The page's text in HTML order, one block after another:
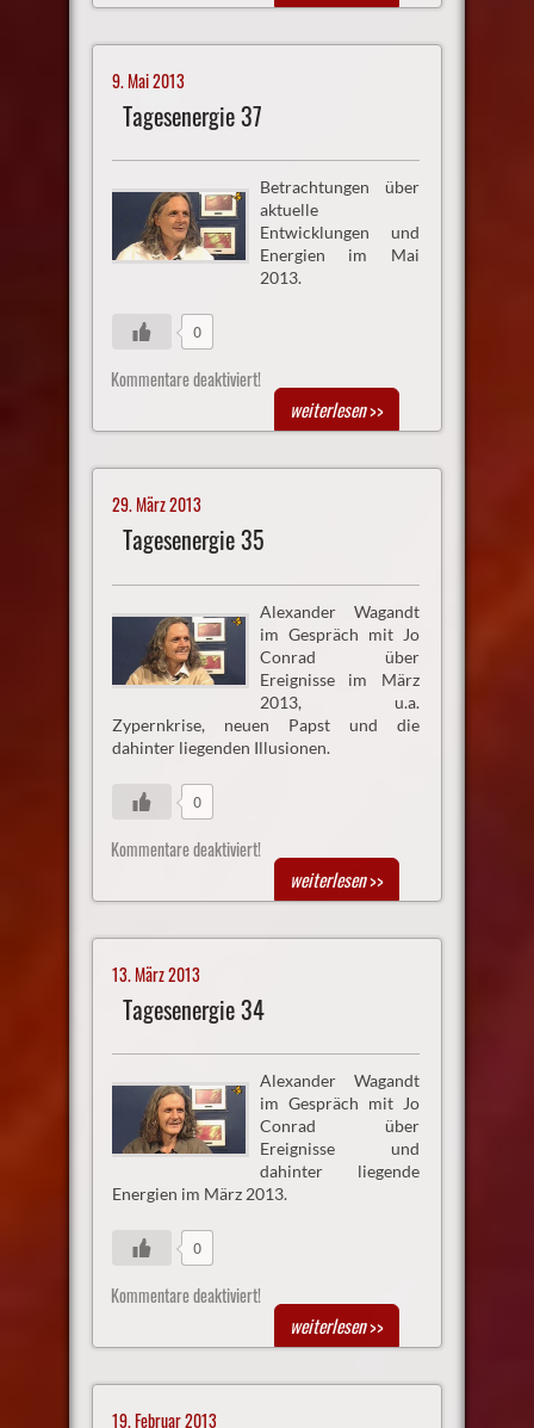
9. Mai 2013
Tagesenergie 37
Betrachtungen über
aktuelle
Entwicklungen und
Energien im Mai
2013.
0
Kommentare deaktiviert!
weiterlesen>>
29. März 2013
Tagesenergie 35
Alexander Wagandt
im Gespräch mit Jo
Conrad über
Ereignisse im März
2013, u.a.
Zypernkrise, neuen Papst und die
dahinter liegenden Illusionen.
0
Kommentare deaktiviert!
weiterlesen>>
13. März 2013
Tagesenergie 34
Alexander Wagandt
im Gespräch mit Jo
Conrad über
Ereignisse und
dahinter liegende
Energien im März 2013.
0
Kommentare deaktiviert!
weiterlesen>>
19. Februar 2013